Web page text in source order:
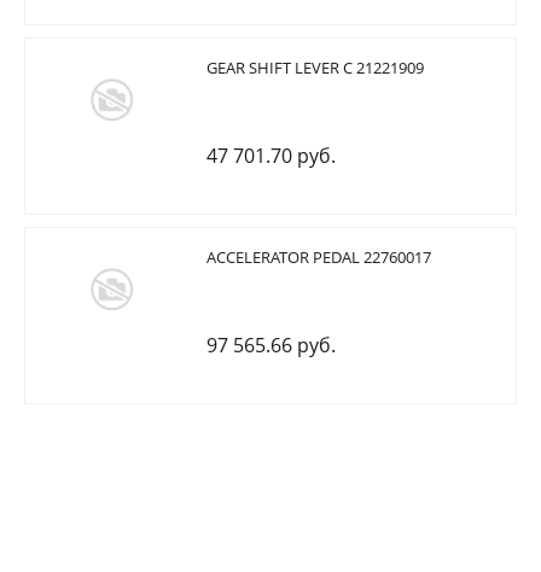
GEAR SHIFT LEVER C 21221909
47 701.70 руб.
ACCELERATOR PEDAL 22760017
97 565.66 руб.